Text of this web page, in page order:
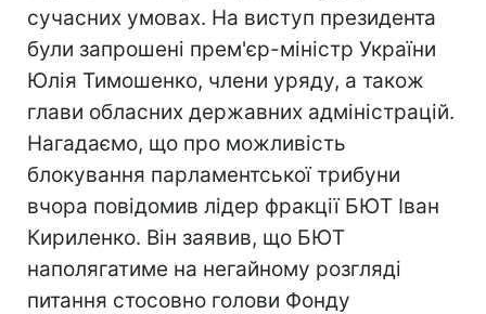
сучасних умовах. На виступ президента
були запрошені прем'єр-міністр України
Юлія Тимошенко, члени уряду, а також
глави обласних державних адміністрацій.
Нагадаємо, що про можливість
блокування парламентської трибуни
вчора повідомив лідер фракції БЮТ Іван
Кириленко. Він заявив, що БЮТ
наполягатиме на негайному розгляді
питання стосовно голови Фонду